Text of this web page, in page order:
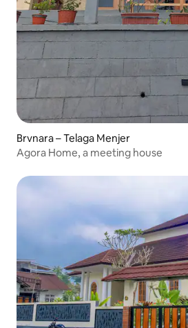
Brvnara – Telaga Menjer
Agora Home, a meeting house